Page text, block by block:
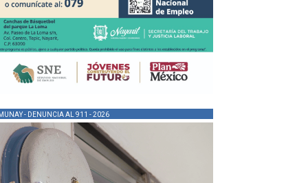
- DENUNCIA AL 911 - 2026